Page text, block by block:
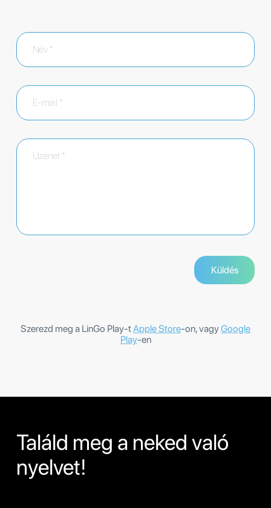
Szerezd meg a LinGo Play-tApple Store-on, vagyGoogle
Play-en
Találd meg a neked való
nyelvet!